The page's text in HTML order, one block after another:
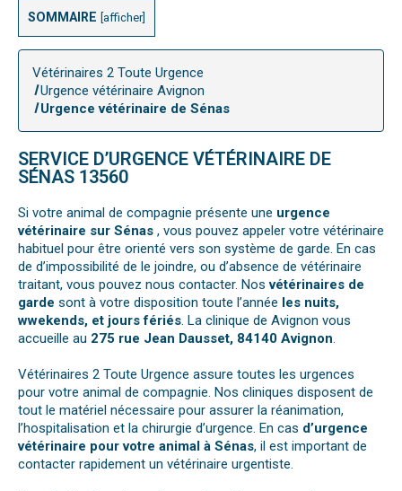
SOMMAIRE afficher
Vétérinaires 2 Toute Urgence
Urgence vétérinaire Avignon
Urgence vétérinaire de Sénas
SERVICE D’URGENCE VÉTÉRINAIRE DE
SÉNAS 13560
Si votre animal de compagnie présente une urgence
vétérinaire sur Sénas , vous pouvez appeler votre vétérinaire
habituel pour être orienté vers son système de garde. En cas
de d’impossibilité de le joindre, ou d’absence de vétérinaire
traitant, vous pouvez nous contacter. Nosvétérinaires de
garde sont à votre disposition toute l’année les nuits,
wwekends, et jours fériés. La clinique de Avignon vous
accueille au 275 rue Jean Dausset, 84140 Avignon.
Vétérinaires 2 Toute Urgence assure toutes les urgences
pour votre animal de compagnie. Nos cliniques disposent de
tout le matériel nécessaire pour assurer la réanimation,
l’hospitalisation et la chirurgie d’urgence. En cas d’urgence
vétérinaire pour votre animal à Sénas, il est important de
contacter rapidement un vétérinaire urgentiste.